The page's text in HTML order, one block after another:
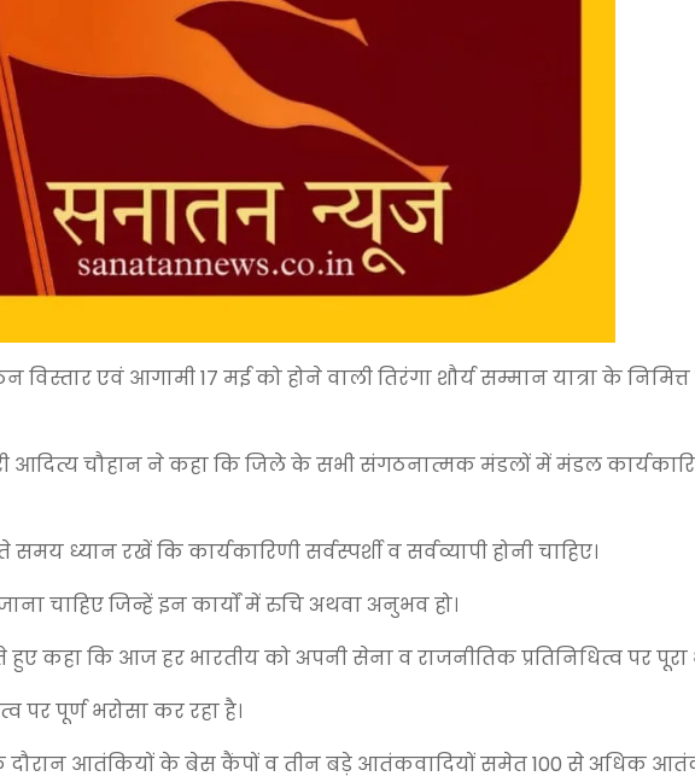
विस्तार एवं आगामी 17 मई को होने वाली तिरंगा शौर्य सम्मान यात्रा के
आदित्य चौहान ने कहा कि जिले के सभी संगठनात्मक मंडलों में मंडल
ध्यान रखें कि कार्यकारिणी सर्वस्पर्शी व सर्वव्यापी होनी चाहिए।
चाहिए जिन्हें इन कार्यों में रुचि अथवा अनुभव हो।
कहा कि आज हर भारतीय को अपनी सेना व राजनीतिक प्रतिनिधित्व पर पूरा
पर पूर्ण भरोसा कर रहा है।
दौरान आतंकियों के बेस कैंपों व तीन बड़े आतंकवादियों समेत 100 से अधिक